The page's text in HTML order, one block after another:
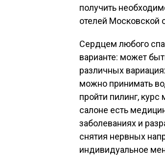
получить
отелей Московской
Сердцем любого
варианте: может
различных
можно принимать
пройти пилинг,
салоне есть
заболеваниях и
снятия нервных
индивидуальное